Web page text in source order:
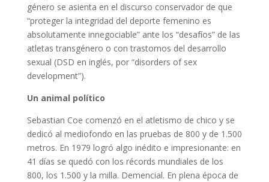
género se asienta en el discurso conservador de que
“proteger la integridad del deporte femenino es
absolutamente innegociable” ante los “desafíos” de las
atletas transgénero o con trastornos del desarrollo
sexual (DSD en inglés, por “disorders of sex
development”).
Un animal político
Sebastian Coe comenzó en el atletismo de chico y se
dedicó al mediofondo en las pruebas de 800 y de 1.500
metros. En 1979 logró algo inédito e impresionante: en
41 días se quedó con los récords mundiales de los
800, los 1.500 y la milla. Demencial. En plena época de